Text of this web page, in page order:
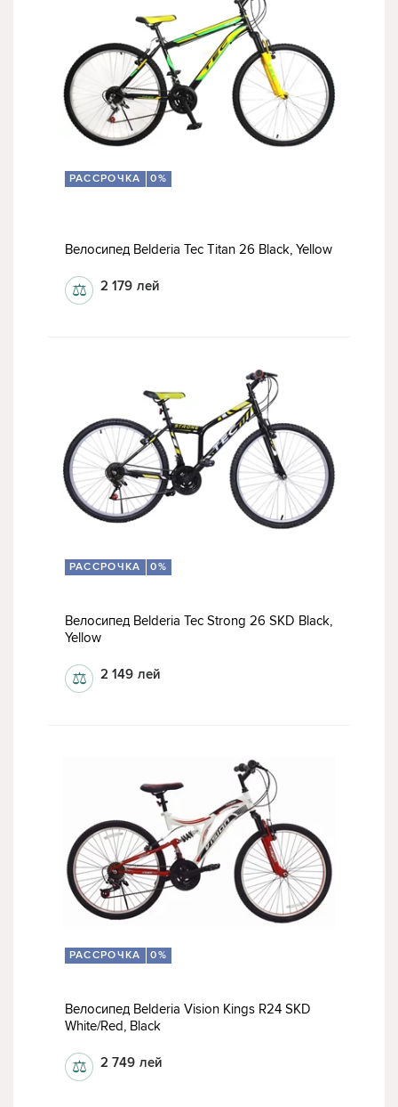
РАССРОЧКА 0%
Велосипед Belderia Tec Titan 26 Black, Yellow
2 179 лей
⚖
РАССРОЧКА 0%
Велосипед Belderia Tec Strong 26 SKD Black,
Yellow
2 149 лей
⚖
РАССРОЧКА 0%
Велосипед Belderia Vision Kings R24 SKD
White/Red, Black
2 749 лей
⚖